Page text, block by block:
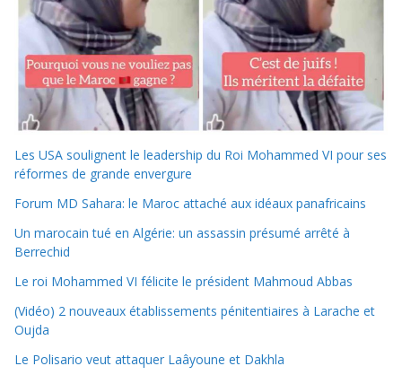
Les USA soulignent le leadership du Roi Mohammed VI pour ses
réformes de grande envergure
Forum MD Sahara: le Maroc attaché aux idéaux panafricains
Un marocain tué en Algérie: un assassin présumé arrêté à
Berrechid
Le roi Mohammed VI félicite le président Mahmoud Abbas
(Vidéo) 2 nouveaux établissements pénitentiaires à Larache et
Oujda
Le Polisario veut attaquer Laâyoune et Dakhla